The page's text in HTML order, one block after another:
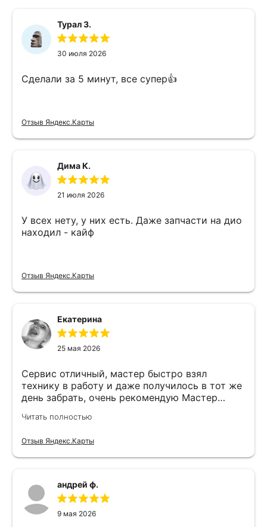
Турал З.
30 июля 2026
Сделали за 5 минут, все супер👍
Отзыв Яндекс.Карты
Дима К.
21 июля 2026
У всех нету, у них есть. Даже запчасти на дио
находил - кайф
Отзыв Яндекс.Карты
Екатерина
25 мая 2026
Сервис отличный, мастер быстро взял
технику в работу и даже получилось в тот же
день забрать, очень рекомендую Мастер
Читать полностью
Отзыв Яндекс.Карты
андрей ф.
9 мая 2026